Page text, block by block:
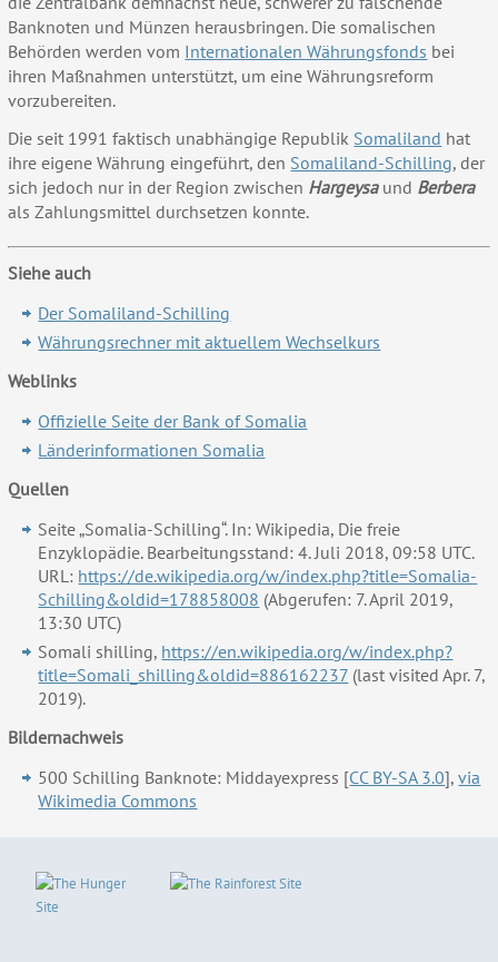
Banknoten und Münzen herausbringen. Die somalischen
Behörden werden vom Internationalen Währungsfonds bei
ihren Maßnahmen unterstützt, um eine Währungsreform
vorzubereiten.
Die seit 1991 faktisch unabhängige Republik Somaliland hat
ihre eigene Währung eingeführt, den Somaliland-Schilling, der
sich jedoch nur in der Region zwischen Hargeysaund Berbera
als Zahlungsmittel durchsetzen konnte.
Siehe auch
Der Somaliland-Schilling
Währungsrechner mit aktuellem Wechselkurs
Weblinks
Offizielle Seite der Bank of Somalia
Länderinformationen Somalia
Quellen
Seite „Somalia-Schilling“. In: Wikipedia, Die freie
Enzyklopädie. Bearbeitungsstand: 4. Juli 2018, 09:58 UTC.
URL: https://de.wikipedia.org/w/index.php?title=Somalia-
Schilling&oldid=178858008 (Abgerufen: 7. April 2019,
13:30 UTC)
Somali shilling, https://en.wikipedia.org/w/index.php?
title=Somali_shilling&oldid=886162237 (last visited Apr. 7,
2019).
Bildernachweis
500 Schilling Banknote: Middayexpress [CC BY-SA 3.0],via
Wikimedia Commons